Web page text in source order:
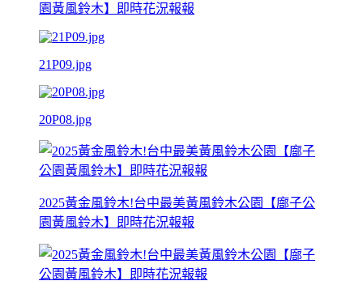
園黃風鈴木】即時花況報報
21P09.jpg
20P08.jpg
2025黃金風鈴木!台中最美黃風鈴木公園【廍子公
園黃風鈴木】即時花況報報